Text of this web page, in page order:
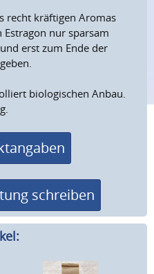
recht kräftigen Aromas
Estragon nur sparsam
erst zum Ende der
biologischen Anbau.
schreiben